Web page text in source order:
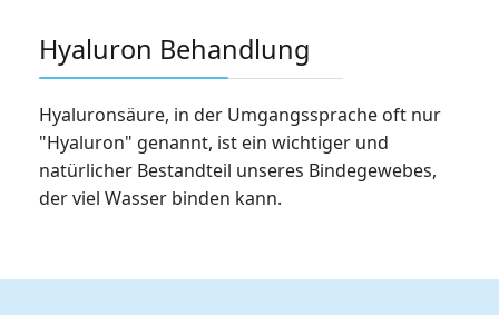
Hyaluron Behandlung
Hyaluronsäure, in der Umgangssprache oft nur
"Hyaluron" genannt, ist ein wichtiger und
natürlicher Bestandteil unseres Bindegewebes,
der viel Wasser binden kann.